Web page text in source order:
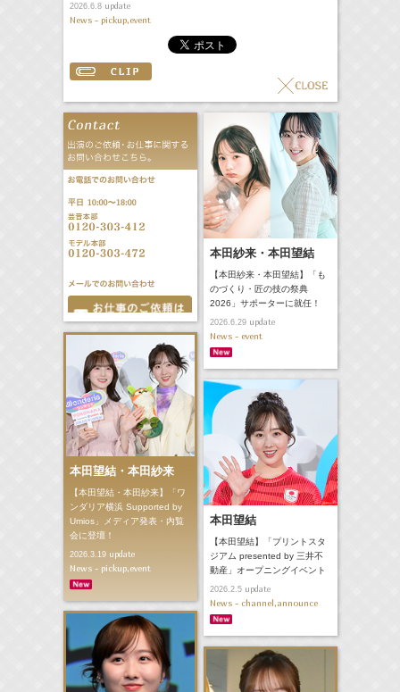
2026.6.8update
News - pickup,event
本田紗来・本田望結
【本田紗来・本田望結】「も
のづくり・匠の技の祭典
2026」サポーターに就任！
2026.6.29update
News - event
本田望結・本田紗来
【本田望結・本田紗来】「ワ
ンダリア横浜 Supported by
Umios」メディア発表・内覧
会に登壇！
2026.3.19update
News - pickup,event
本田望結
【本田望結】「プリントスタ
ジアム presented by 三井不
動産」オープニングイベント
2026.2.5update
News - channel,announce